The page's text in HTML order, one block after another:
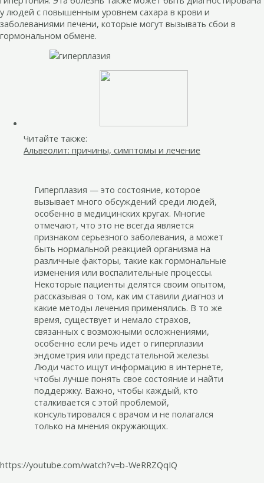
у людей с повышенным уровнем сахара в крови и
заболеваниями печени, которые могут вызывать сбои в
гормональном обмене.
Читайте также:
Альвеолит: причины, симптомы и лечение
Гиперплазия — это состояние, которое
вызывает много обсуждений среди людей,
особенно в медицинских кругах. Многие
отмечают, что это не всегда является
признаком серьезного заболевания, а может
быть нормальной реакцией организма на
различные факторы, такие как гормональные
изменения или воспалительные процессы.
Некоторые пациенты делятся своим опытом,
рассказывая о том, как им ставили диагноз и
какие методы лечения применялись. В то же
время, существует и немало страхов,
связанных с возможными осложнениями,
особенно если речь идет о гиперплазии
эндометрия или предстательной железы.
Люди часто ищут информацию в интернете,
чтобы лучше понять свое состояние и найти
поддержку. Важно, чтобы каждый, кто
сталкивается с этой проблемой,
консультировался с врачом и не полагался
только на мнения окружающих.
https://youtube.com/watch?v=b-WeRRZQqIQ